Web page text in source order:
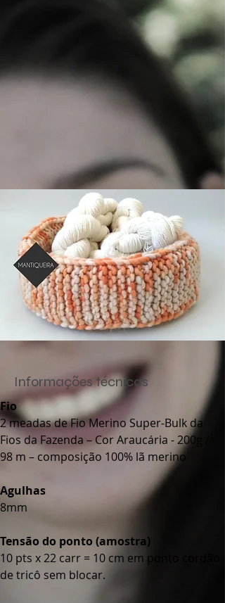
Informações técnicas
Fio
2 meadas de Fio Merino Super-Bulk da
Fios da Fazenda – Cor Araucária - 200g /
98 m – composição 100% lã merino
Agulhas
8mm
Tensão do ponto (amostra)
10 pts x 22 carr = 10 cm em ponto cordão
de tricô sem blocar.